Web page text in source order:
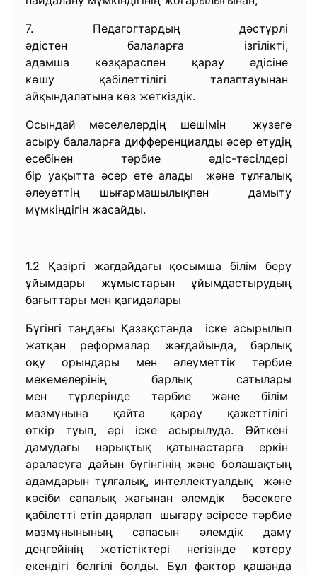
7. Педагогтардың дәстүрлі
әдістен балаларға ізгілікті,
адамша көзқараспен қарау әдісіне
көшу қабілеттілігі талаптауынан
айқындалатына көз жеткіздік.
Осындай мәселелердің шешімін жүзеге
асыру балаларға дифференциалды әсер етудің
есебінен тәрбие әдіс-тәсілдері
бір уақытта әсер ете алады және тұлғалық
әлеуеттің шығармашылықпен дамыту
мүмкіндігін жасайды.
1.2 Қазіргі жағдайдағы қосымша білім беру
ұйымдары жұмыстарын ұйымдастырудың
бағыттары мен қағидалары
Бүгінгі таңдағы Қазақстанда іске асырылып
жатқан реформалар жағдайында, барлық
оқу орындары мен әлеуметтік тәрбие
мекемелерінің барлық сатылары
мен түрлерінде тәрбие және білім
мазмұнына қайта қарау қажеттілігі
өткір туып, әрі іске асырылуда. Өйткені
дамудағы нарықтық қатынастарға еркін
араласуға дайын бүгінгінің және болашақтың
адамдарын тұлғалық, интеллектуалдық және
кәсіби сапалық жағынан әлемдік бәсекеге
қабілетті етіп даярлап шығару әсіресе тәрбие
мазмұнынының сапасын әлемдік даму
деңгейінің жетістіктері негізінде көтеру
екендігі белгілі болды. Бұл фактор қашанда